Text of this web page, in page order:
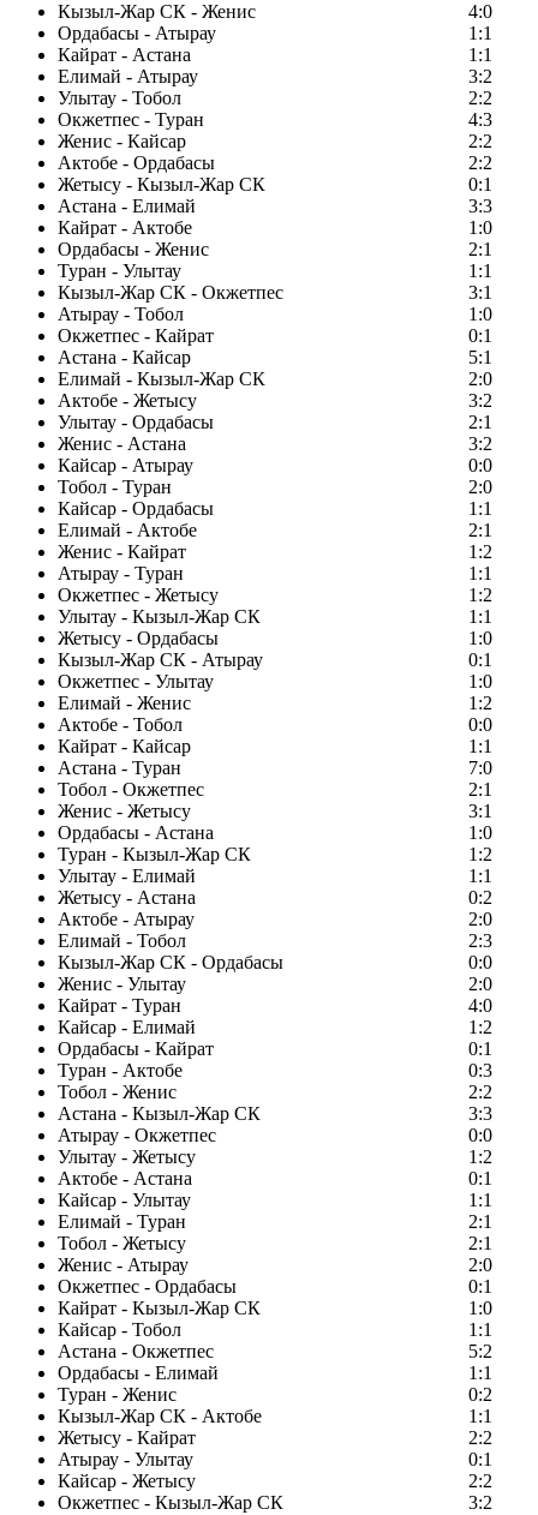
Кызыл-Жар СК - Женис
4:0
Ордабасы - Атырау
1:1
Кайрат - Астана
1:1
Елимай - Атырау
3:2
Улытау - Тобол
2:2
Окжетпес - Туран
4:3
Женис - Кайсар
2:2
Актобе - Ордабасы
2:2
Жетысу - Кызыл-Жар СК
0:1
Астана - Елимай
3:3
Кайрат - Актобе
1:0
Ордабасы - Женис
2:1
Туран - Улытау
1:1
Кызыл-Жар СК - Окжетпес
3:1
Атырау - Тобол
1:0
Окжетпес - Кайрат
0:1
Астана - Кайсар
5:1
Елимай - Кызыл-Жар СК
2:0
Актобе - Жетысу
3:2
Улытау - Ордабасы
2:1
Женис - Астана
3:2
Кайсар - Атырау
0:0
Тобол - Туран
2:0
Кайсар - Ордабасы
1:1
Елимай - Актобе
2:1
Женис - Кайрат
1:2
Атырау - Туран
1:1
Окжетпес - Жетысу
1:2
Улытау - Кызыл-Жар СК
1:1
Жетысу - Ордабасы
1:0
Кызыл-Жар СК - Атырау
0:1
Окжетпес - Улытау
1:0
Елимай - Женис
1:2
Актобе - Тобол
0:0
Кайрат - Кайсар
1:1
Астана - Туран
7:0
Тобол - Окжетпес
2:1
Женис - Жетысу
3:1
Ордабасы - Астана
1:0
Туран - Кызыл-Жар СК
1:2
Улытау - Елимай
1:1
Жетысу - Астана
0:2
Актобе - Атырау
2:0
Елимай - Тобол
2:3
Кызыл-Жар СК - Ордабасы
0:0
Женис - Улытау
2:0
Кайрат - Туран
4:0
Кайсар - Елимай
1:2
Ордабасы - Кайрат
0:1
Туран - Актобе
0:3
Тобол - Женис
2:2
Астана - Кызыл-Жар СК
3:3
Атырау - Окжетпес
0:0
Улытау - Жетысу
1:2
Актобе - Астана
0:1
Кайсар - Улытау
1:1
Елимай - Туран
2:1
Тобол - Жетысу
2:1
Женис - Атырау
2:0
Окжетпес - Ордабасы
0:1
Кайрат - Кызыл-Жар СК
1:0
Кайсар - Тобол
1:1
Астана - Окжетпес
5:2
Ордабасы - Елимай
1:1
Туран - Женис
0:2
Кызыл-Жар СК - Актобе
1:1
Жетысу - Кайрат
2:2
Атырау - Улытау
0:1
Кайсар - Жетысу
2:2
Окжетпес - Кызыл-Жар СК
3:2